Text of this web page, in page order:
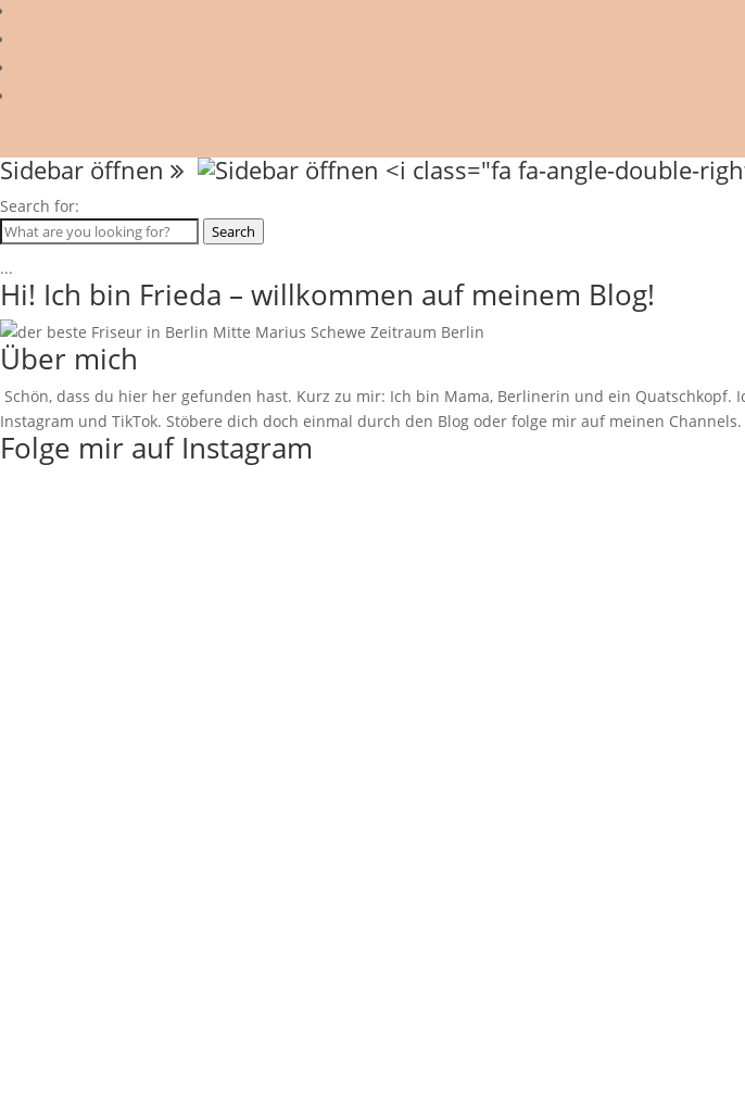
Sidebar öffnen
Search for:
Search
...
Hi! Ich bin Frieda – willkommen auf meinem Blog!
Über mich
Schön, dass du hier her gefunden hast. Kurz zu mir: Ich bin Mama, Berlinerin und ein
Instagram und TikTok. Stöbere dich doch einmal durch den Blog oder folge mir auf meinen
Folge mir auf Instagram